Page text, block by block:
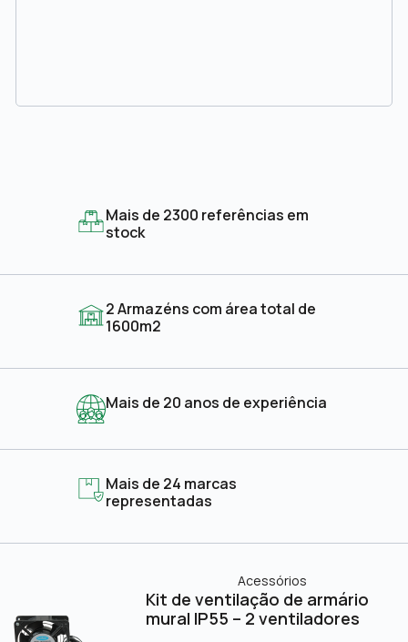
Mais de 2300 referências em
stock
2 Armazéns com área total de
1600m2
Mais de 20 anos de experiência
Mais de 24 marcas
representadas
Acessórios
Kit de ventilação de armário
mural IP55 – 2 ventiladores